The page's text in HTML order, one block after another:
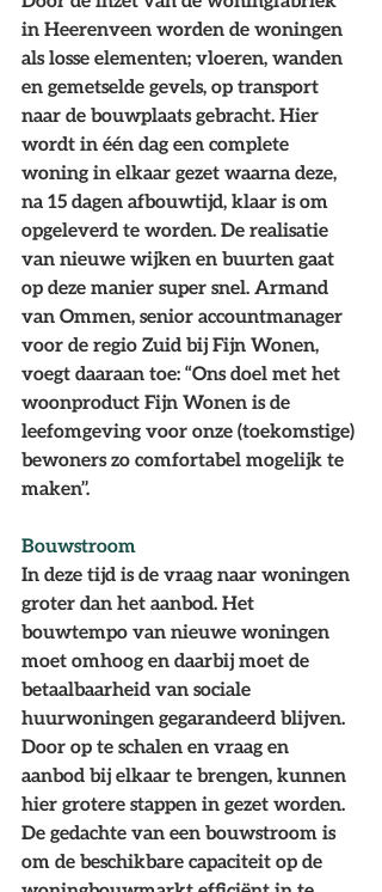
in Heerenveen worden de woningen
als losse elementen; vloeren, wanden
en gemetselde gevels, op transport
naar de bouwplaats gebracht. Hier
wordt in één dag een complete
woning in elkaar gezet waarna deze,
na 15 dagen afbouwtijd, klaar is om
opgeleverd te worden. De realisatie
van nieuwe wijken en buurten gaat
op deze manier super snel. Armand
van Ommen, senior accountmanager
voor de regio Zuid bij Fijn Wonen,
voegt daaraan toe: “Ons doel met het
woonproduct Fijn Wonen is de
leefomgeving voor onze (toekomstige)
bewoners zo comfortabel mogelijk te
maken’’.
Bouwstroom
In deze tijd is de vraag naar woningen
groter dan het aanbod. Het
bouwtempo van nieuwe woningen
moet omhoog en daarbij moet de
betaalbaarheid van sociale
huurwoningen gegarandeerd blijven.
Door op te schalen en vraag en
aanbod bij elkaar te brengen, kunnen
hier grotere stappen in gezet worden.
De gedachte van een bouwstroom is
om de beschikbare capaciteit op de